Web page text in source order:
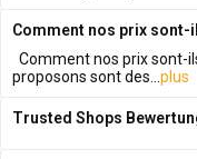
Comment nos prix sont-
Comment nos prix sont-
proposons sont des... plus
Trusted Shops